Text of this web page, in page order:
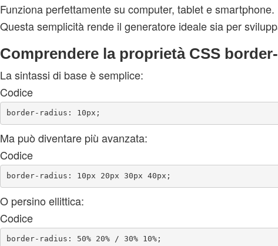
Funziona perfettamente su computer, tablet e smartphone.
Questa semplicità rende il generatore ideale sia per
Comprendere la proprietà CSS
La sintassi di base è semplice:
Codice
Ma può diventare più avanzata:
Codice
O persino ellittica:
Codice